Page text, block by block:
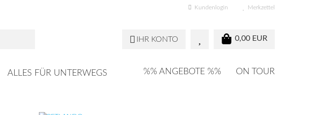
Kundenlogin Merkzettel
0,00 EUR
IHR KONTO
ALLES FÜR UNTERWEGS %% ANGEBOTE %% ON TOUR